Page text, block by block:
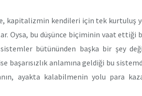
kapitalizmin kendileri için tek kurtuluş
Oysa, bu düşünce biçiminin vaat ettiği
sistemler bütününden başka bir şey
başarısızlık anlamına geldiği bu
ayakta kalabilmenin yolu para